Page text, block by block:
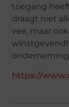
toegang
draagt niet
vee, maar
https://